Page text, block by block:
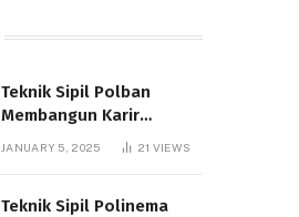
Teknik Sipil Polban
Membangun Karir
Cemerlang Indonesia
JANUARY 5, 2025 21 VIEWS
Teknik Sipil Polinema